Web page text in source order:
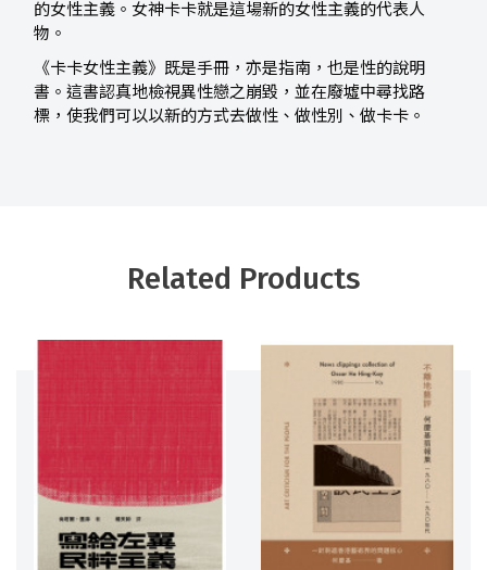
的女性主義。女神卡卡就是這場新的女性主義的代表人
物。
《卡卡女性主義》既是手冊，亦是指南，也是性的說明
書。這書認真地檢視異性戀之崩毀，並在廢墟中尋找路
標，使我們可以以新的方式去做性、做性別、做卡卡。
Related Products